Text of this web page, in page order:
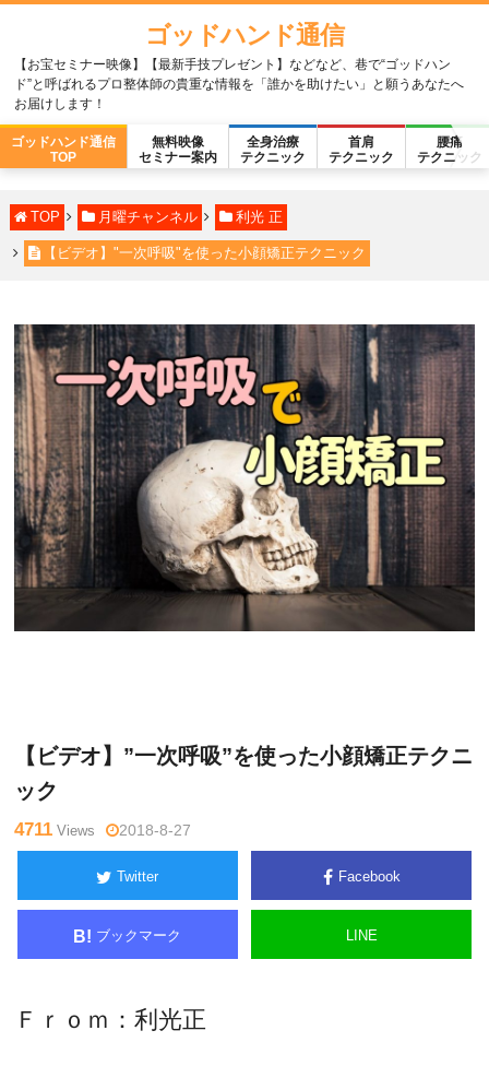
ゴッドハンド通信
【お宝セミナー映像】【最新手技プレゼント】などなど、巷で“ゴッドハン
ド”と呼ばれるプロ整体師の貴重な情報を「誰かを助けたい」と願うあなたへ
お届けします！
ゴッドハンド通信
TOP
無料映像
セミナー案内
全身治療
テクニック
首肩
テクニック
腰痛
テクニック
TOP 月曜チャンネル 利光 正
【ビデオ】"一次呼吸"を使った小顔矯正テクニック
【ビデオ】”一次呼吸”を使った小顔矯正テクニ
ック
4711 Views 2018-8-27
Twitter Facebook
B! ブックマーク LINE
Ｆｒｏｍ：利光正